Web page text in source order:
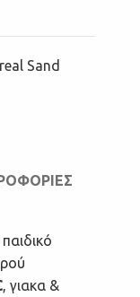
Sand
, γιακα &